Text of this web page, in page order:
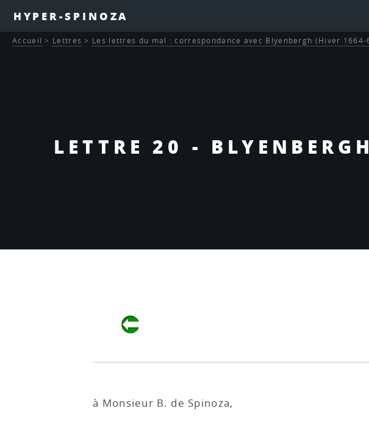
HYPER-SPINOZA
LETTRE 20 -
Accueil > Lettres > Les lettres du mal : correspondance avec Blyenbergh (Hiver 1664-
à Monsieur B. de Spinoza,